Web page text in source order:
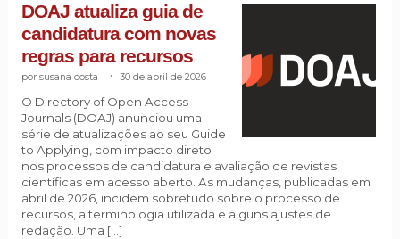
DOAJ atualiza guia de
candidatura com novas
regras para recursos
susana costa 30 de abril de 2026
O Directory of Open Access
Journals (DOAJ) anunciou uma
série de atualizações ao seu Guide
to Applying, com impacto direto
nos processos de candidatura e avaliação de revistas
científicas em acesso aberto. As mudanças, publicadas em
abril de 2026, incidem sobretudo sobre o processo de
recursos, a terminologia utilizada e alguns ajustes de
redação. Uma […]